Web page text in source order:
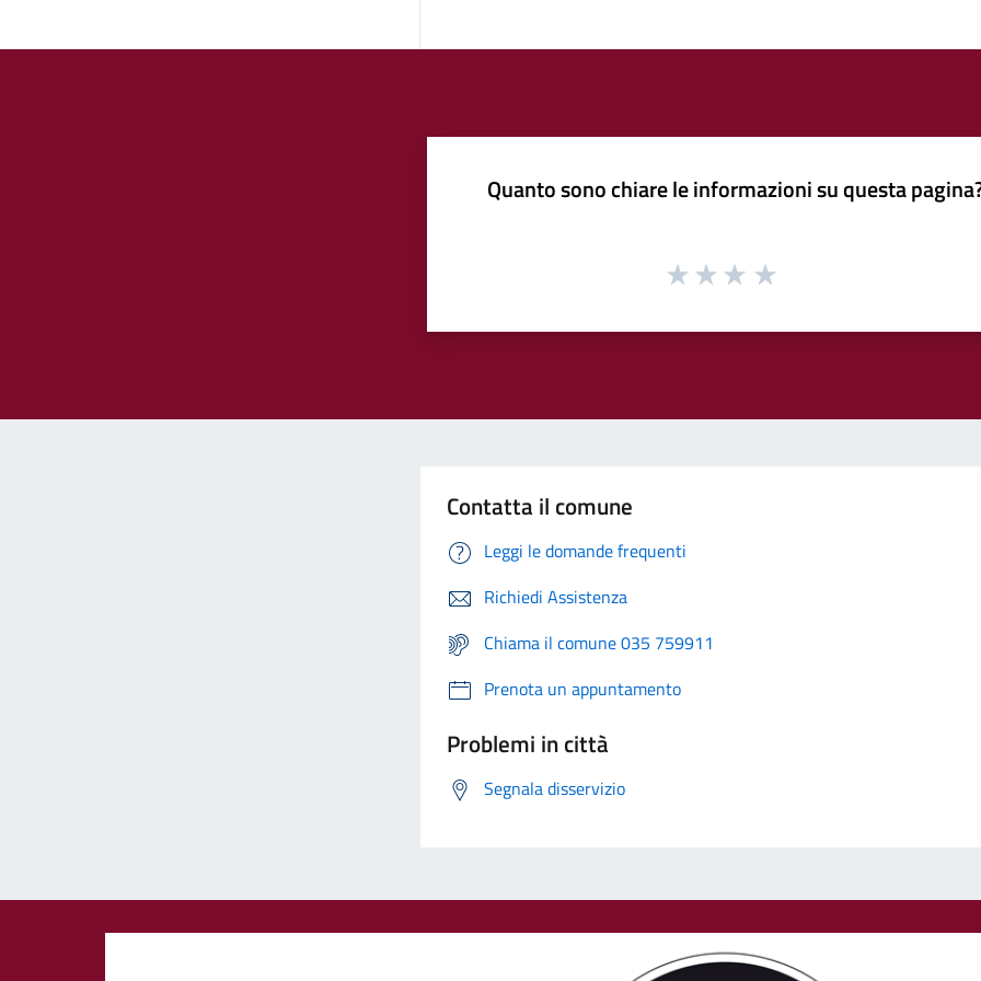
Quanto sono chiare le informazioni su questa
Contatta il comune
Leggi le domande frequenti
Richiedi Assistenza
Chiama il comune 035 759911
Prenota un appuntamento
Problemi in città
Segnala disservizio